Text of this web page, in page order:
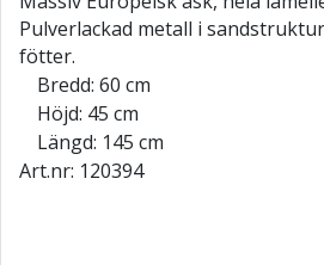
Pulverlackad metall i
fötter.
Bredd: 60 cm
Höjd: 45 cm
Längd: 145 cm
Art.nr: 120394